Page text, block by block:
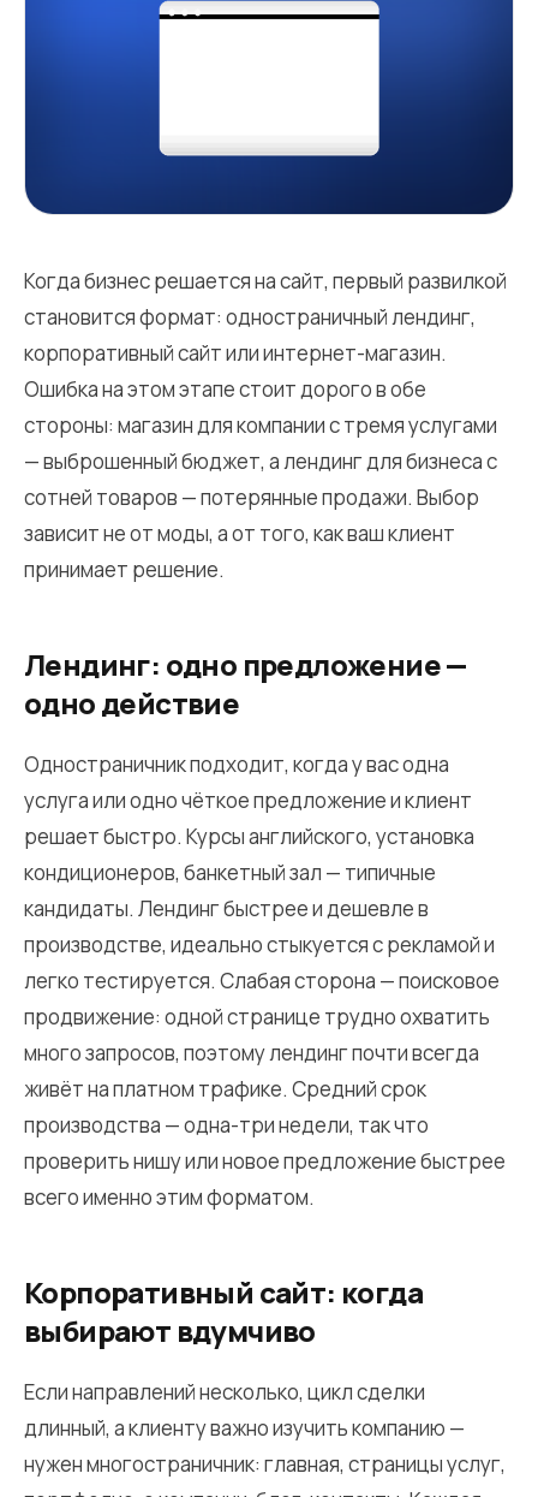
Когда бизнес решается на сайт, первый развилкой
становится формат: одностраничный лендинг,
корпоративный сайт или интернет-магазин.
Ошибка на этом этапе стоит дорого в обе
стороны: магазин для компании с тремя услугами
— выброшенный бюджет, а лендинг для бизнеса с
сотней товаров — потерянные продажи. Выбор
зависит не от моды, а от того, как ваш клиент
принимает решение.
Лендинг: одно предложение —
одно действие
Одностраничник подходит, когда у вас одна
услуга или одно чёткое предложение и клиент
решает быстро. Курсы английского, установка
кондиционеров, банкетный зал — типичные
кандидаты. Лендинг быстрее и дешевле в
производстве, идеально стыкуется с рекламой и
легко тестируется. Слабая сторона — поисковое
продвижение: одной странице трудно охватить
много запросов, поэтому лендинг почти всегда
живёт на платном трафике. Средний срок
производства — одна-три недели, так что
проверить нишу или новое предложение быстрее
всего именно этим форматом.
Корпоративный сайт: когда
выбирают вдумчиво
Если направлений несколько, цикл сделки
длинный, а клиенту важно изучить компанию —
нужен многостраничник: главная, страницы услуг,